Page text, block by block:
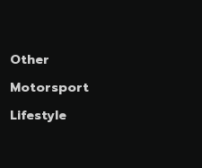
Other
Motorsport
Lifestyle